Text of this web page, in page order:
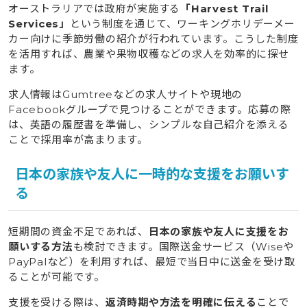
オーストラリアでは政府が実施する
「Harvest Trail
Services」
という制度を通じて、ワーキングホリデーメー
カー向けに季節労働の紹介が行われています。こうした制度
を活用すれば、農業や果物収穫などの求人を効率的に探せ
ます。
求人情報はGumtreeなどの求人サイトや現地の
Facebookグループで見つけることができます。応募の際
は、英語の履歴書を準備し、シンプルな自己紹介を添える
ことで採用率が高まります。
日本の家族や友人に一時的な支援をお願いす
る
短期間の資金不足であれば、
日本の家族や友人に支援をお
願いする方法も検討できます。国際送金サービス（Wiseや
PayPalなど）を利用すれば、最短で当日中に送金を受け取
ることが可能です。
支援を受ける際は、 返済時期や方法を明確に伝える ことで